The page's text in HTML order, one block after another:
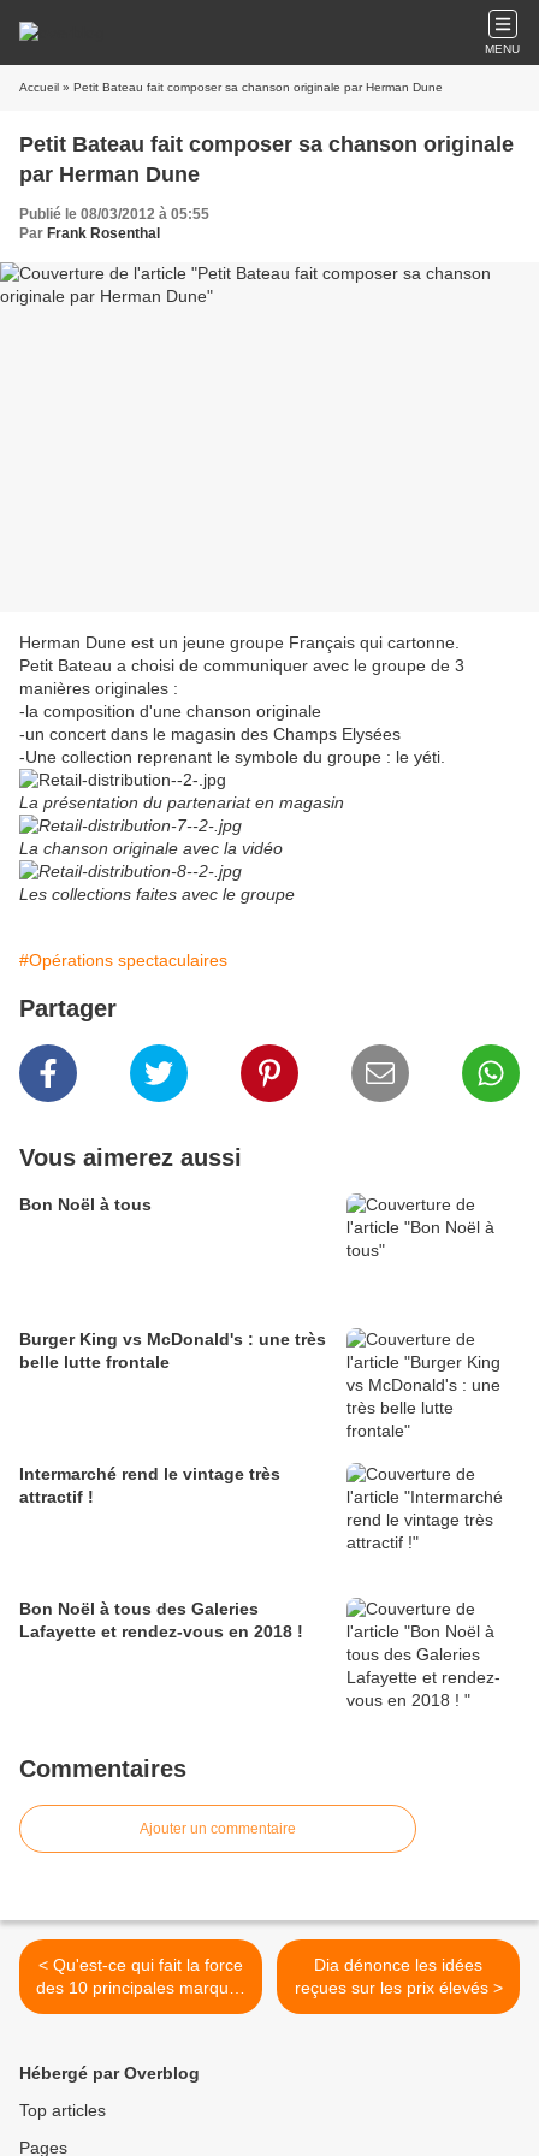
MENU
Accueil » Petit Bateau fait composer sa chanson originale par Herman Dune
Petit Bateau fait composer sa chanson originale
par Herman Dune
Publié le 08/03/2012 à 05:55
Par Frank Rosenthal
Herman Dune est un jeune groupe Français qui cartonne.
Petit Bateau a choisi de communiquer avec le groupe de 3
manières originales :
-la composition d'une chanson originale
-un concert dans le magasin des Champs Elysées
-Une collection reprenant le symbole du groupe : le yéti.
La présentation du partenariat en magasin
La chanson originale avec la vidéo
Les collections faites avec le groupe
#Opérations spectaculaires
Partager
Vous aimerez aussi
Bon Noël à tous
Burger King vs McDonald's : une très
belle lutte frontale
Intermarché rend le vintage très
attractif !
Bon Noël à tous des Galeries
Lafayette et rendez-vous en 2018 !
Commentaires
Ajouter un commentaire
< Qu'est-ce qui fait la force
des 10 principales marques
de Retail en France ?
Dia dénonce les idées
reçues sur les prix élevés >
Hébergé par Overblog
Top articles
Pages